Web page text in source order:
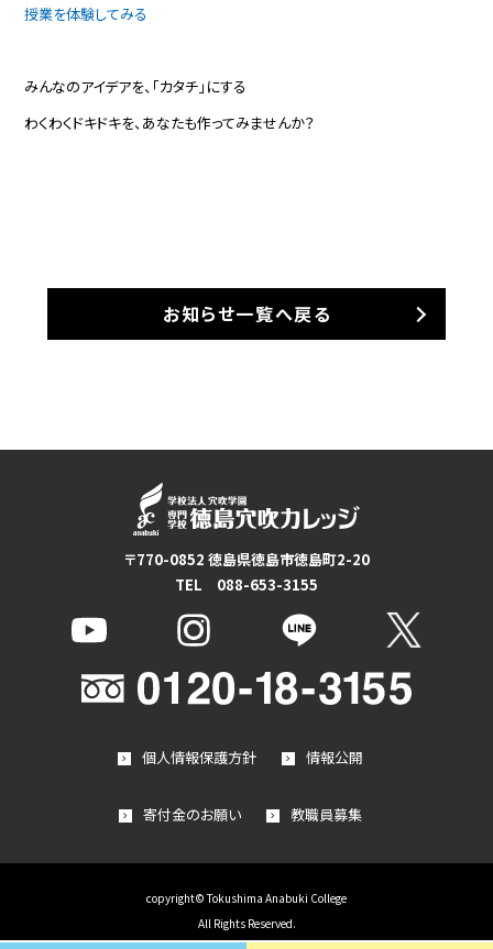
授業を体験してみる
みんなのアイデアを、「カタチ」にする
わくわくドキドキを、あなたも作ってみませんか？
お知らせ一覧へ戻る
〒770-0852 徳島県徳島市徳島町2-20
TEL 088-653-3155
個人情報保護方針 情報公開
寄付金のお願い 教職員募集
copyright© Tokushima Anabuki College
All Rights Reserved.